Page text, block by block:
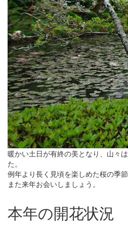
暖かい土日が有終の美となり、山々
た。
例年より長く見頃を楽しめた桜の季
また来年お会いしましょう。
本年の開花状況